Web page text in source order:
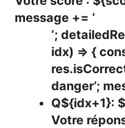
message += ‘
‘;
idx) => {
danger’;
Q${idx+1}:
Votre